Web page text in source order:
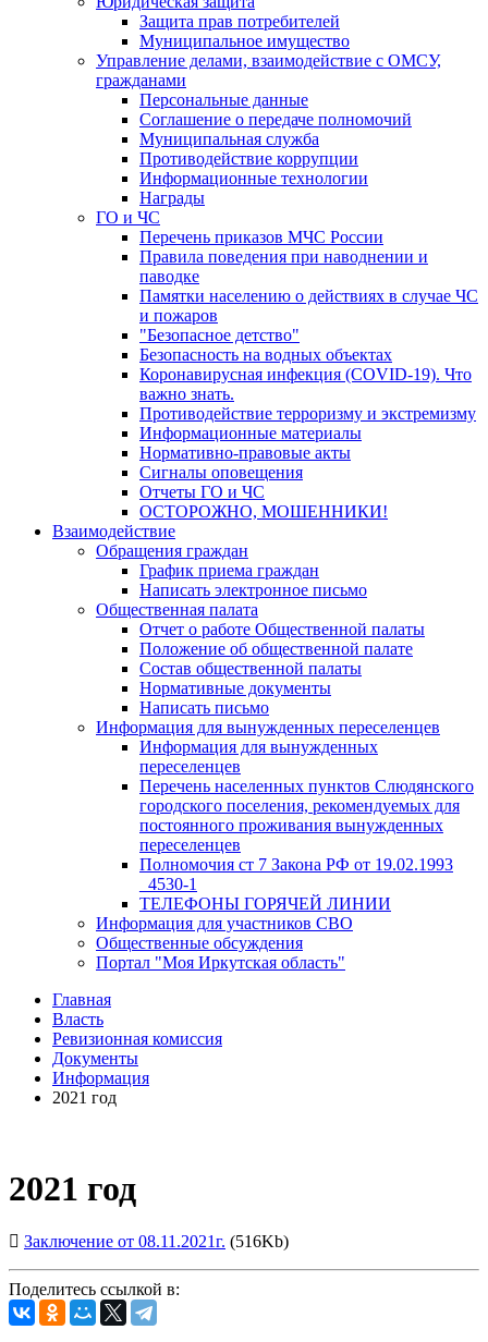
Защита прав потребителей
Муниципальное имущество
Управление делами, взаимодействие с ОМСУ,
гражданами
Персональные данные
Соглашение о передаче полномочий
Муниципальная служба
Противодействие коррупции
Информационные технологии
Награды
ГО и ЧС
Перечень приказов МЧС России
Правила поведения при наводнении и
паводке
Памятки населению о действиях в случае ЧС
и пожаров
"Безопасное детство"
Безопасность на водных объектах
Коронавирусная инфекция (COVID-19). Что
важно знать.
Противодействие терроризму и экстремизму
Информационные материалы
Нормативно-правовые акты
Сигналы оповещения
Отчеты ГО и ЧС
ОСТОРОЖНО, МОШЕННИКИ!
Взаимодействие
Обращения граждан
График приема граждан
Написать электронное письмо
Общественная палата
Отчет о работе Общественной палаты
Положение об общественной палате
Состав общественной палаты
Нормативные документы
Написать письмо
Информация для вынужденных переселенцев
Информация для вынужденных
переселенцев
Перечень населенных пунктов Слюдянского
городского поселения, рекомендуемых для
постоянного проживания вынужденных
переселенцев
Полномочия ст 7 Закона РФ от 19.02.1993
_4530-1
ТЕЛЕФОНЫ ГОРЯЧЕЙ ЛИНИИ
Информация для участников СВО
Общественные обсуждения
Портал "Моя Иркутская область"
Главная
Власть
Ревизионная комиссия
Документы
Информация
2021 год
2021 год
Заключение от 08.11.2021г. (516Kb)
Поделитесь ссылкой в: